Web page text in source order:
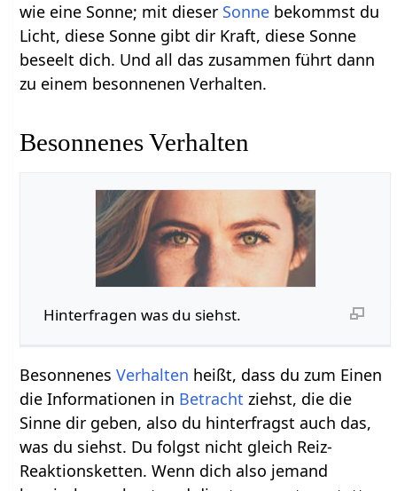
wie eine Sonne; mit dieser Sonne bekommst du
Licht, diese Sonne gibt dir Kraft, diese Sonne
beseelt dich. Und all das zusammen führt dann
zu einem besonnenen Verhalten.
Besonnenes Verhalten
Hinterfragen was du siehst.
BesonnenesVerhalten heißt, dass du zum Einen
die Informationen in Betracht ziehst, die die
Sinne dir geben, also du hinterfragst auch das,
was du siehst. Du folgst nicht gleich Reiz-
Reaktionsketten. Wenn dich also jemand